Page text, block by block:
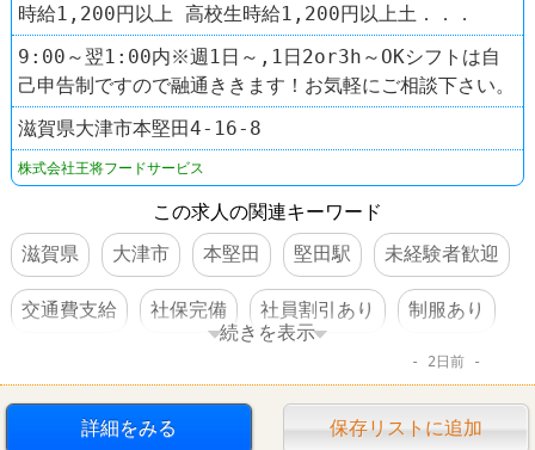
時給1,200円以上 高校生時給1,200円以上土．．．
9:00～翌1:00内※週1日～,1日2or3h～OKシフトは自
己申告制ですので融通ききます！お気軽にご相談下さい。
滋賀県大津市本堅田4-16-8
株式会社王将フードサービス
この求人の関連キーワード
滋賀県
大津市 本堅田 堅田駅 未経験者歓迎
交通費支給 社保完備 社員割引あり 制服あり
続きを表示
2日前
詳細をみる 保存リストに追加